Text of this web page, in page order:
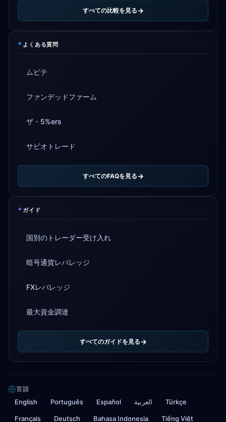
すべての比較を見る
* よくある質問
ムビテ
ファンデッドファーム
ザ・5%ers
サビオトレード
すべてのFAQを見る
* ガイド
国別のトレーダー受け入れ
暗号通貨レバレッジ
FXレバレッジ
最大資金調達
すべてのガイドを見る
言語
English Português Español العربية Türkçe
Français Deutsch Bahasa Indonesia Tiếng Việt